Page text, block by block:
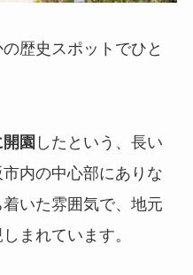
歴史スポットでひと
園 したという、長い
内の中心部にありな
いた雰囲気で、地元
まれています。